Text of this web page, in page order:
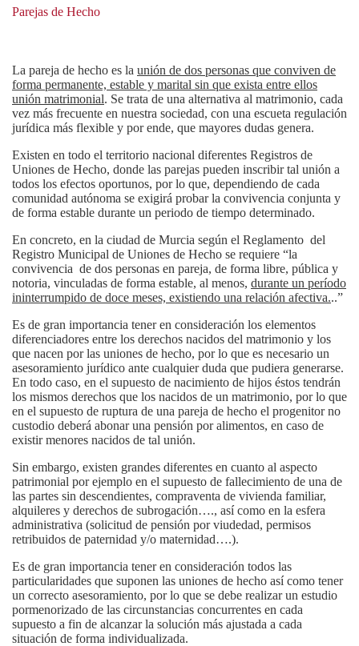
Parejas de Hecho
La pareja de hecho es la unión de dos personas que conviven de
forma permanente, estable y marital sin que exista entre ellos
unión matrimonial. Se trata de una alternativa al matrimonio, cada
vez más frecuente en nuestra sociedad, con una escueta regulación
jurídica más flexible y por ende, que mayores dudas genera.
Existen en todo el territorio nacional diferentes Registros de
Uniones de Hecho, donde las parejas pueden inscribir tal unión a
todos los efectos oportunos, por lo que, dependiendo de cada
comunidad autónoma se exigirá probar la convivencia conjunta y
de forma estable durante un periodo de tiempo determinado.
En concreto, en la ciudad de Murcia según el Reglamento del
Registro Municipal de Uniones de Hecho se requiere “la
convivencia de dos personas en pareja, de forma libre, pública y
notoria, vinculadas de forma estable, al menos, durante un período
ininterrumpido de doce meses, existiendo una relación afectiva...”
Es de gran importancia tener en consideración los elementos
diferenciadores entre los derechos nacidos del matrimonio y los
que nacen por las uniones de hecho, por lo que es necesario un
asesoramiento jurídico ante cualquier duda que pudiera generarse.
En todo caso, en el supuesto de nacimiento de hijos éstos tendrán
los mismos derechos que los nacidos de un matrimonio, por lo que
en el supuesto de ruptura de una pareja de hecho el progenitor no
custodio deberá abonar una pensión por alimentos, en caso de
existir menores nacidos de tal unión.
Sin embargo, existen grandes diferentes en cuanto al aspecto
patrimonial por ejemplo en el supuesto de fallecimiento de una de
las partes sin descendientes, compraventa de vivienda familiar,
alquileres y derechos de subrogación…., así como en la esfera
administrativa (solicitud de pensión por viudedad, permisos
retribuidos de paternidad y/o maternidad….).
Es de gran importancia tener en consideración todos las
particularidades que suponen las uniones de hecho así como tener
un correcto asesoramiento, por lo que se debe realizar un estudio
pormenorizado de las circunstancias concurrentes en cada
supuesto a fin de alcanzar la solución más ajustada a cada
situación de forma individualizada.